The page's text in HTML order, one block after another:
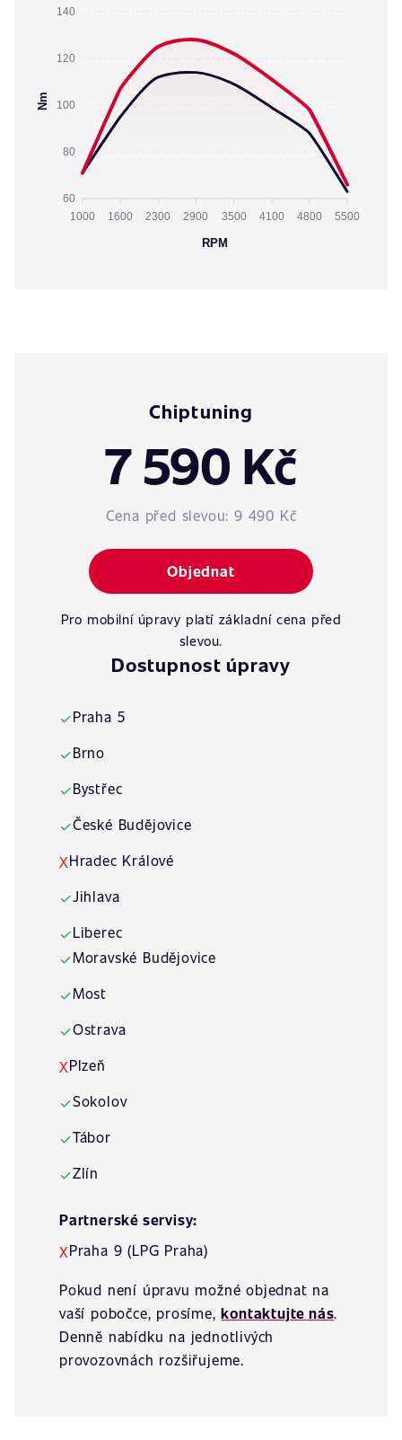
140
120
100
80
60
Nm
1000 1600 2300 2900 3500 4100 4800 5500
RPM
Chiptuning
7 590 Kč
Cena před slevou: 9 490 Kč
Objednat
Pro mobilní úpravy platí základní cena před
slevou.
Dostupnost úpravy
✓Praha 5
✓Brno
✓Bystřec
✓České Budějovice
XHradec Králové
✓Jihlava
✓Liberec
✓Moravské Budějovice
✓Most
✓Ostrava
XPlzeň
✓Sokolov
✓Tábor
✓Zlín
Partnerské servisy:
XPraha 9 (LPG Praha)
Pokud není úpravu možné objednat na
vaší pobočce, prosíme,kontaktujte nás.
Denně nabídku na jednotlivých
provozovnách rozšiřujeme.